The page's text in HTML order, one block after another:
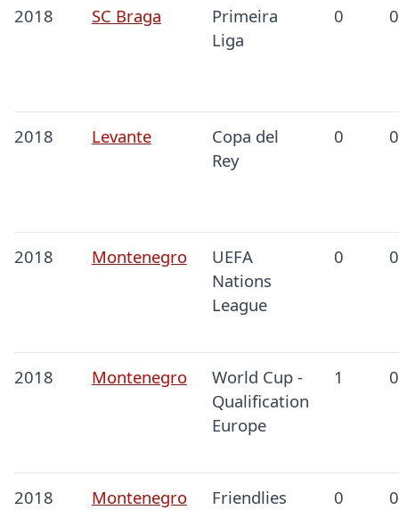
2018 SC Braga
Primeira
Liga
0 0
2018 Levante
Copa del
Rey
0 0
2018 Montenegro
UEFA
Nations
League
0 0
2018 Montenegro
World Cup -
Qualification
Europe
1 0
2018 Montenegro Friendlies 0 0